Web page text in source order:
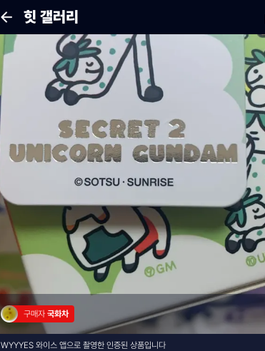
힛 갤러리
구매자 국화차
WYYYES 와이스 앱으로 촬영한 인증된 상품입니다